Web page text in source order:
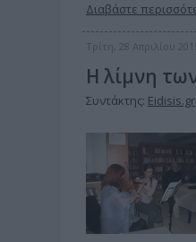
Διαβάστε
Τρίτη, 28 Απριλίου
Η λίμνη
Συντάκτης: Eidisis.gr